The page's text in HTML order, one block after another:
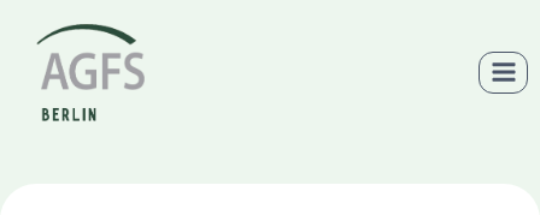
Inhalt
springen